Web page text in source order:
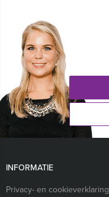
INFORMATIE
Privacy- en cookieverklaring